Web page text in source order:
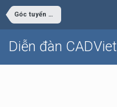
Góc tuyển dụng
Diễn đàn CADViet